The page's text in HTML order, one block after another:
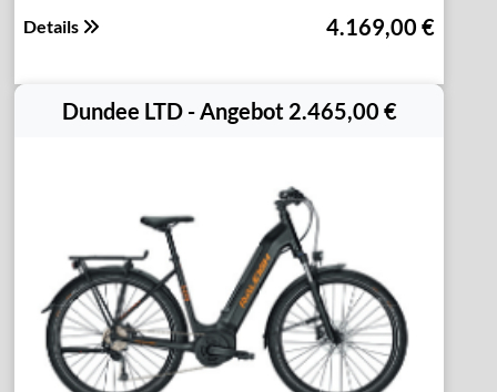
Details 4.169,00 €
Dundee LTD - Angebot 2.465,00 €